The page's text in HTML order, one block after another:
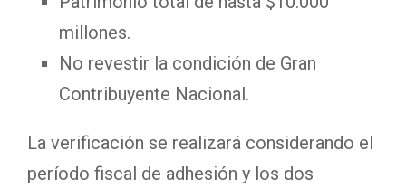
millones.
No revestir la condición de Gran
Contribuyente Nacional.
La verificación se realizará considerando el
período fiscal de adhesión y los dos